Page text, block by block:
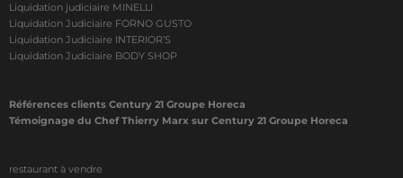
Liquidation judiciaire MINELLI
Liquidation Judiciaire FORNO GUSTO
Liquidation Judiciaire INTERIOR’S
Liquidation Judiciaire BODY SHOP
Références clients Century 21 Groupe Horeca
Témoignage du Chef Thierry Marx sur Century 21 Groupe Horeca
restaurant à vendre